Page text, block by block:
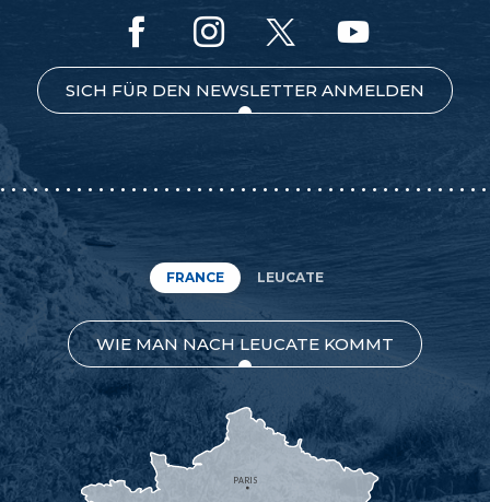
SICH FÜR DEN NEWSLETTER ANMELDEN
FRANCE LEUCATE
WIE MAN NACH LEUCATE KOMMT
PARIS